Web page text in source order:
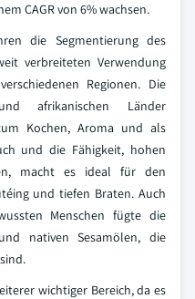
CAGR von 6% wachsen.
die Segmentierung des
verbreiteten Verwendung
Regionen. Die
afrikanischen Länder
Kochen, Aroma und als
und die Fähigkeit, hohen
macht es ideal für den
und tiefen Braten. Auch
Menschen fügte die
nativen Sesamölen, die
wichtiger Bereich, da es